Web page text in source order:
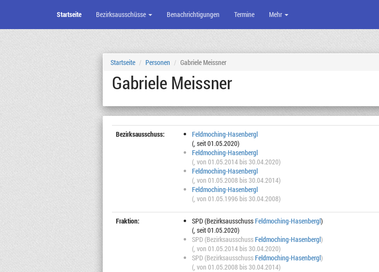
Zum
Seiteninhalt
Startseite Bezirksausschüsse Benachrichtigungen Termine Mehr
Startseite Personen
Gabriele Meissner
Gabriele Meissner
Bezirksausschuss:
Feldmoching-Hasenbergl
(, seit 01.05.2020)
Feldmoching-Hasenbergl
(, von 01.05.2014 bis 30.04.2020)
Feldmoching-Hasenbergl
(, von 01.05.2008 bis 30.04.2014)
Feldmoching-Hasenbergl
(, von 01.05.1996 bis 30.04.2008)
Fraktion: SPD (Bezirksausschuss Feldmoching-Hasenbergl)
(, seit 01.05.2020)
SPD (Bezirksausschuss Feldmoching-Hasenbergl)
(, von 01.05.2014 bis 30.04.2020)
SPD (Bezirksausschuss Feldmoching-Hasenbergl)
(, von 01.05.2008 bis 30.04.2014)